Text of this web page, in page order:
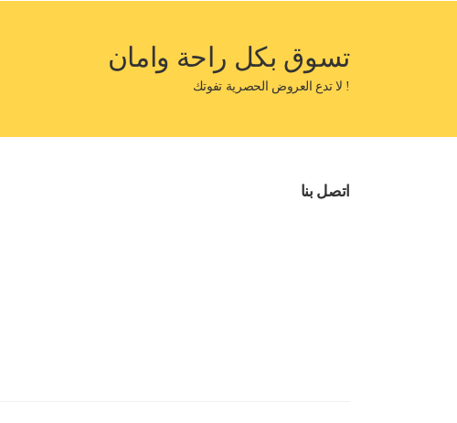
تسوق بكل راحة وامان
! لا تدع العروض الحصرية تفوتك
اتصل بنا